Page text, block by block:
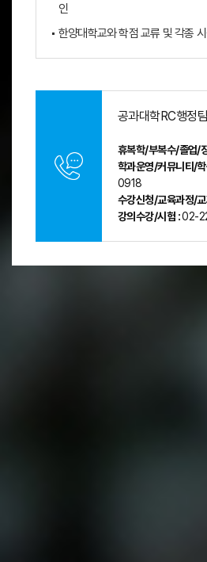
인
한양대학교와 학점 교류 및 각종
공과대학RC행정팀
휴복학/부복수/졸업/
학과운영/커뮤니티/
0918
수강신청/교육과정/
강의수강/시험 :02-